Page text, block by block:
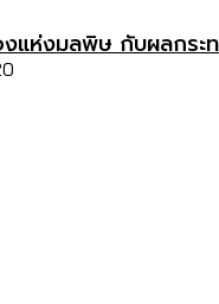
แห่งมลพิษ กับผลกระท